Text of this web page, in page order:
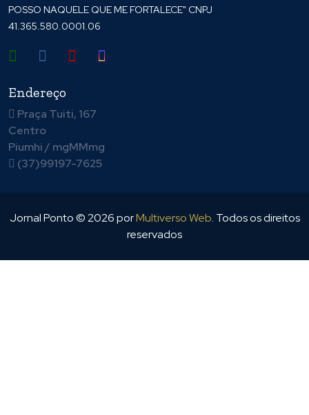
POSSO NAQUELE QUE ME FORTALECE" CNPJ
41.365.580.0001.06
Endereço
Praça Tuiti, 167
Centro
Piumhi / mgMMmg
(37)99197-7625
Jornal Ponto ©2026porMultiverso Web. Todos os direitos
reservados